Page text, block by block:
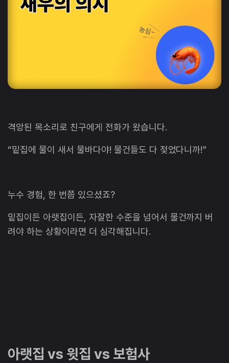
격앙된 목소리로 친구에게 전화가 왔습니다.
“밑집에 물이 새서 물바다야! 물건들도 다 젖었다니까!”
누수 경험, 한 번쯤 있으셨죠?
밑집이든 아랫집이든, 자잘한 수준을 넘어서 물건까지 버
려야 하는 상황이라면 더 심각해집니다.
아랫집 vs 윗집 vs 보험사